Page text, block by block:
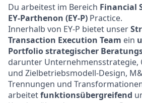
Du arbeitest im Bereich Financial
EY-Parthenon (EY-P) Practice.
Innerhalb von EY-P bietet unser
Transaction Execution Team ein
Portfolio strategischer
darunter Unternehmensstrategie,
und Zielbetriebsmodell-Design,
Trennungen und
arbeitetfunktionsübergreifend